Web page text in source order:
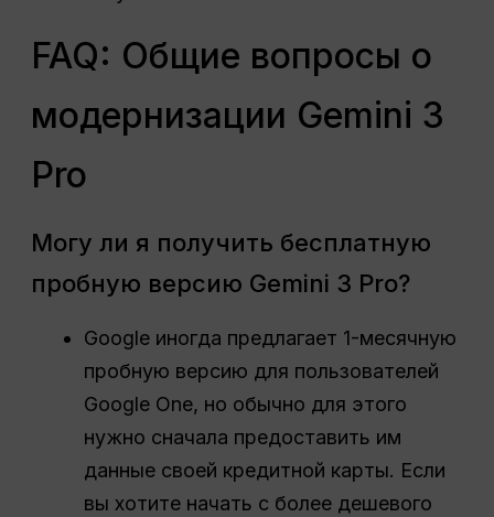
FAQ: Общие вопросы о
модернизации Gemini 3
Pro
Могу ли я получить бесплатную
пробную версию Gemini 3 Pro?
Google иногда предлагает 1-месячную
пробную версию для пользователей
Google One, но обычно для этого
нужно сначала предоставить им
данные своей кредитной карты. Если
вы хотите начать с более дешевого